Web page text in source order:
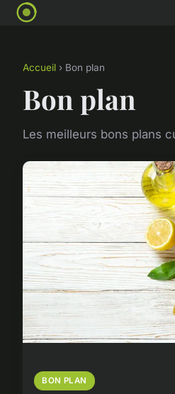
Accueil › Bon plan
Bon plan
Les meilleurs bons plans
BON PLAN